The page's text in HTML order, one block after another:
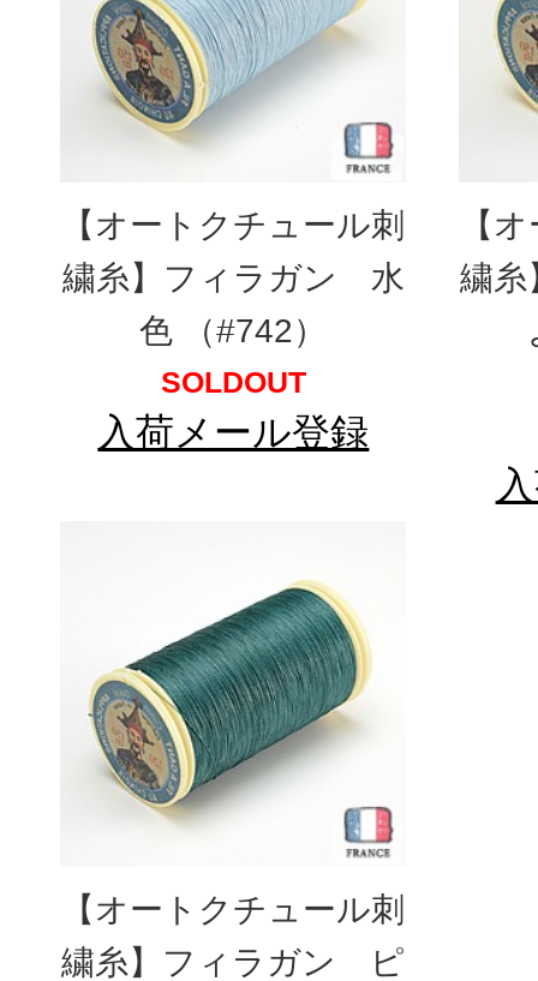
【オートクチュール刺
繍糸】フィラガン 水
色 （#742）
SOLDOUT
入荷メール登録
【
繍
【オートクチュール刺
繍糸】フィラガン ピ